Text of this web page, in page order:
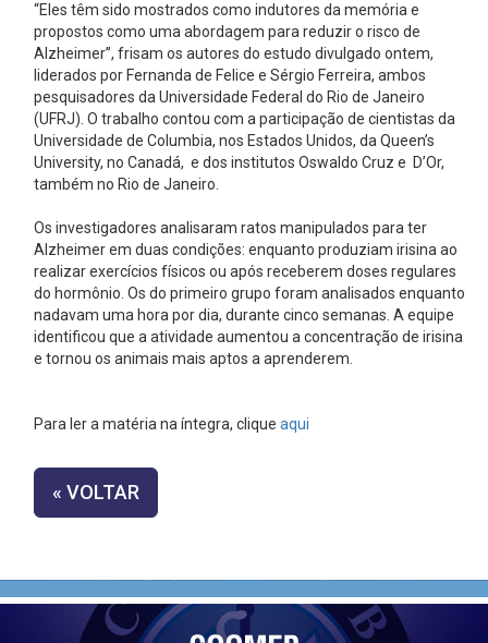
“Eles têm sido mostrados como indutores da memória e
propostos como uma abordagem para reduzir o risco de
Alzheimer”, frisam os autores do estudo divulgado ontem,
liderados por Fernanda de Felice e Sérgio Ferreira, ambos
pesquisadores da Universidade Federal do Rio de Janeiro
(UFRJ). O trabalho contou com a participação de cientistas da
Universidade de Columbia, nos Estados Unidos, da Queen’s
University, no Canadá, e dos institutos Oswaldo Cruz e D’Or,
também no Rio de Janeiro.
Os investigadores analisaram ratos manipulados para ter
Alzheimer em duas condições: enquanto produziam irisina ao
realizar exercícios físicos ou após receberem doses regulares
do hormônio. Os do primeiro grupo foram analisados enquanto
nadavam uma hora por dia, durante cinco semanas. A equipe
identificou que a atividade aumentou a concentração de irisina
e tornou os animais mais aptos a aprenderem.
Para ler a matéria na íntegra, clique aqui
« VOLTAR